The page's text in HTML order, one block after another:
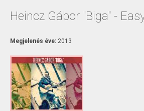
Heincz Gábor "Biga" -
Megjelenés éve: 2013